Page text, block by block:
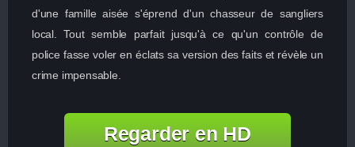
d'une famille aisée s'éprend d'un chasseur de sangliers
local. Tout semble parfait jusqu'à ce qu'un contrôle de
police fasse voler en éclats sa version des faits et révèle un
crime impensable.
Regarder en HD